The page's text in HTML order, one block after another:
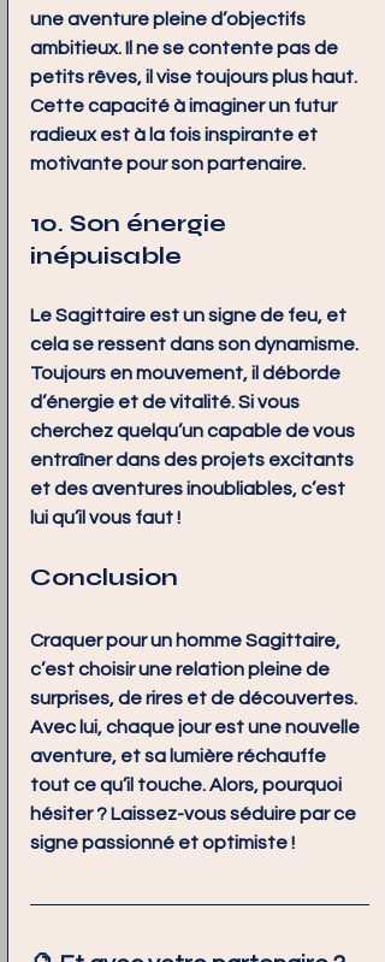
une aventure pleine d’objectifs
ambitieux. Il ne se contente pas de
petits rêves, il vise toujours plus haut.
Cette capacité à imaginer un futur
radieux est à la fois inspirante et
motivante pour son partenaire.
10. Son énergie
inépuisable
Le Sagittaire est un signe de feu, et
cela se ressent dans son dynamisme.
Toujours en mouvement, il déborde
d’énergie et de vitalité. Si vous
cherchez quelqu’un capable de vous
entraîner dans des projets excitants
et des aventures inoubliables, c’est
lui qu’il vous faut !
Conclusion
Craquer pour un homme Sagittaire,
c’est choisir une relation pleine de
surprises, de rires et de découvertes.
Avec lui, chaque jour est une nouvelle
aventure, et sa lumière réchauffe
tout ce qu’il touche. Alors, pourquoi
hésiter ? Laissez-vous séduire par ce
signe passionné et optimiste !